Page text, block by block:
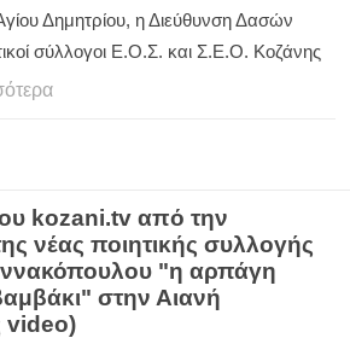
Δημητρίου, η Διεύθυνση Δασών
σύλλογοι Ε.Ο.Σ. και Σ.Ε.Ο. Κοζάνης
kozani.tv από την
νέας ποιητικής συλλογής
"η αρπάγη
στην Αιανή
video)